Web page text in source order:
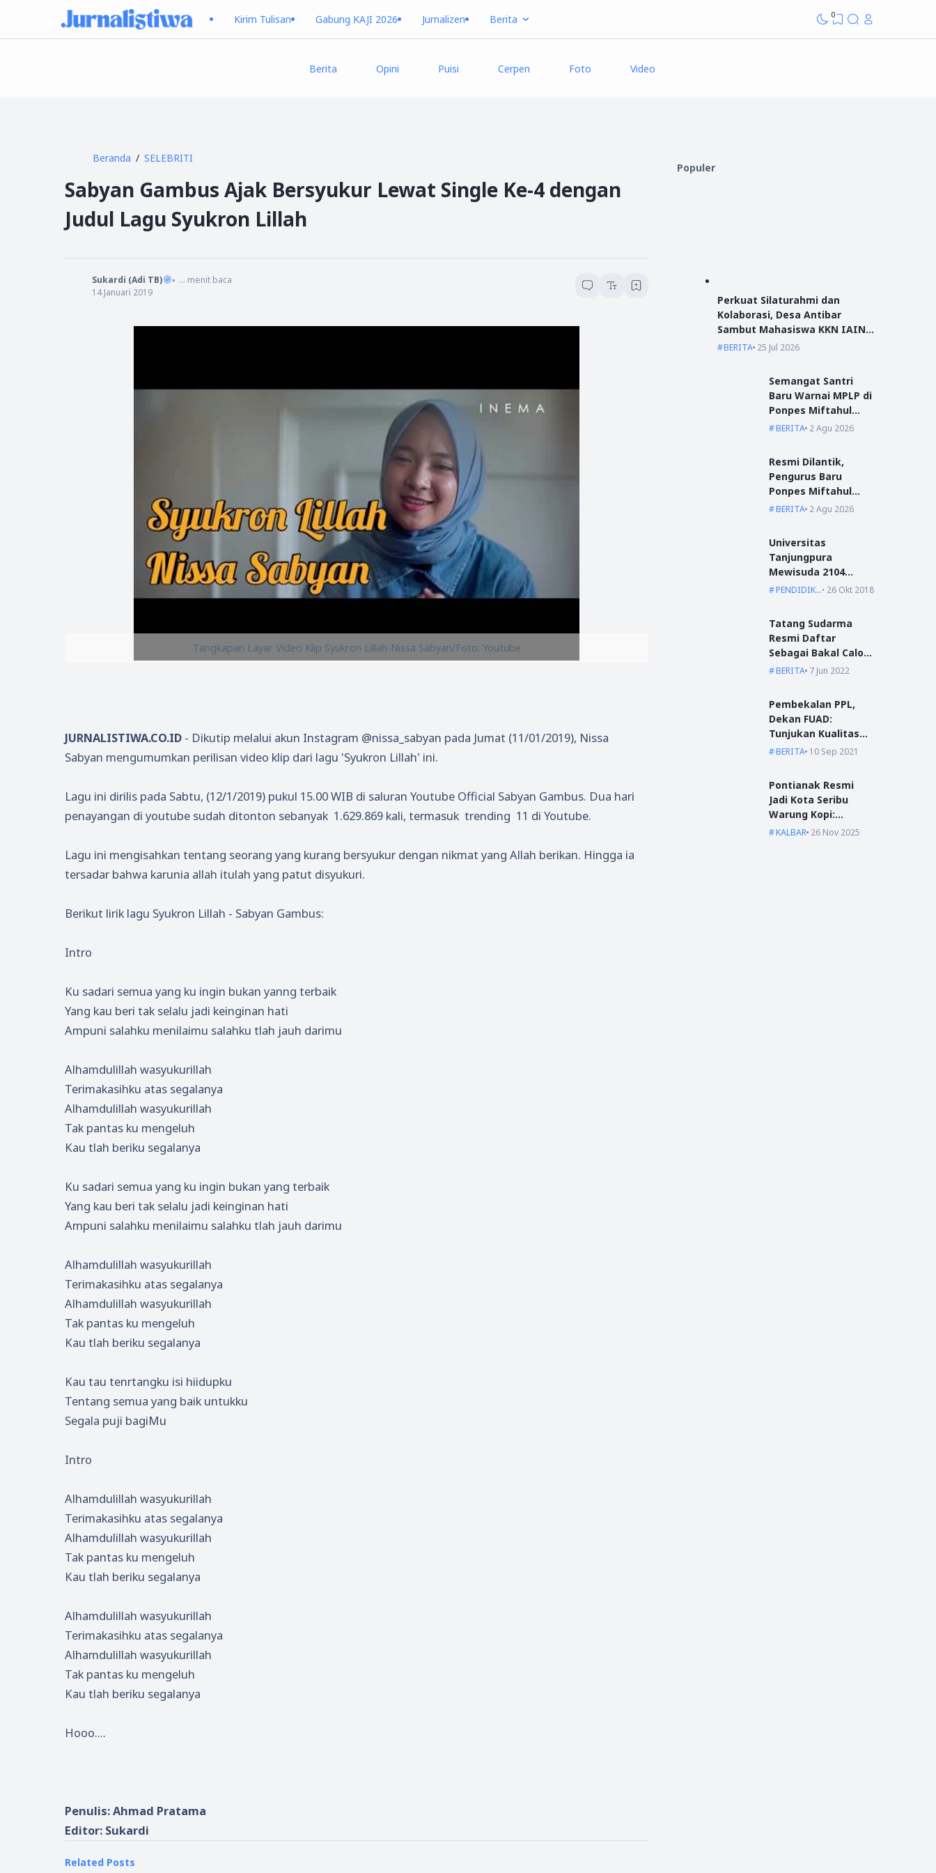
Kirim Tulisan Gabung KAJI 2026 Jurnalizen Berita 0
Berita Opini Puisi Cerpen Foto Video
Beranda SELEBRITI
Sabyan Gambus Ajak Bersyukur Lewat Single Ke-4 dengan
Judul Lagu Syukron Lillah
Sukardi (Adi TB) ... menit baca
14 Januari 2019
Tangkapan Layar Video Klip Syukron Lillah-Nissa Sabyan/Foto: Youtube
JURNALISTIWA.CO.ID - Dikutip melalui akun Instagram @nissa_sabyan pada Jumat (11/01/2019), Nissa
Sabyan mengumumkan perilisan video klip dari lagu 'Syukron Lillah' ini.
Lagu ini dirilis pada Sabtu, (12/1/2019) pukul 15.00 WIB di saluran Youtube Official Sabyan Gambus. Dua hari
penayangan di youtube sudah ditonton sebanyak 1.629.869 kali, termasuk trending 11 di Youtube.
Lagu ini mengisahkan tentang seorang yang kurang bersyukur dengan nikmat yang Allah berikan. Hingga ia
tersadar bahwa karunia allah itulah yang patut disyukuri.
Berikut lirik lagu Syukron Lillah - Sabyan Gambus:
Intro
Ku sadari semua yang ku ingin bukan yanng terbaik
Yang kau beri tak selalu jadi keinginan hati
Ampuni salahku menilaimu salahku tlah jauh darimu
Alhamdulillah wasyukurillah
Terimakasihku atas segalanya
Alhamdulillah wasyukurillah
Tak pantas ku mengeluh
Kau tlah beriku segalanya
Ku sadari semua yang ku ingin bukan yang terbaik
Yang kau beri tak selalu jadi keinginan hati
Ampuni salahku menilaimu salahku tlah jauh darimu
Alhamdulillah wasyukurillah
Terimakasihku atas segalanya
Alhamdulillah wasyukurillah
Tak pantas ku mengeluh
Kau tlah beriku segalanya
Kau tau tenrtangku isi hiidupku
Tentang semua yang baik untukku
Segala puji bagiMu
Intro
Alhamdulillah wasyukurillah
Terimakasihku atas segalanya
Alhamdulillah wasyukurillah
Tak pantas ku mengeluh
Kau tlah beriku segalanya
Alhamdulillah wasyukurillah
Terimakasihku atas segalanya
Alhamdulillah wasyukurillah
Tak pantas ku mengeluh
Kau tlah beriku segalanya
Hooo....
Penulis: Ahmad Pratama
Editor: Sukardi
Related Posts
Populer
Perkuat Silaturahmi dan
Kolaborasi, Desa Antibar
Sambut Mahasiswa KKN IAIN
Pontianak dan UM Pontianak
BERITA 25 Jul 2026
Semangat Santri
Baru Warnai MPLP di
Ponpes Miftahul
Ulum Kumpai
BERITA 2 Agu 2026
Resmi Dilantik,
Pengurus Baru
Ponpes Miftahul
Ulum Siap Emban
BERITA 2 Agu 2026
Universitas
Tanjungpura
Mewisuda 2104
Lulusan pada
PENDIDIKAN26 Okt 2018
Tatang Sudarma
Resmi Daftar
Sebagai Bakal Calon
Kepala Desa Mas
BERITA 7 Jun 2022
Pembekalan PPL,
Dekan FUAD:
Tunjukan Kualitas
Dengan Akhlak
BERITA 10 Sep 2021
Pontianak Resmi
Jadi Kota Seribu
Warung Kopi:
Jantung Komunikasi
KALBAR 26 Nov 2025